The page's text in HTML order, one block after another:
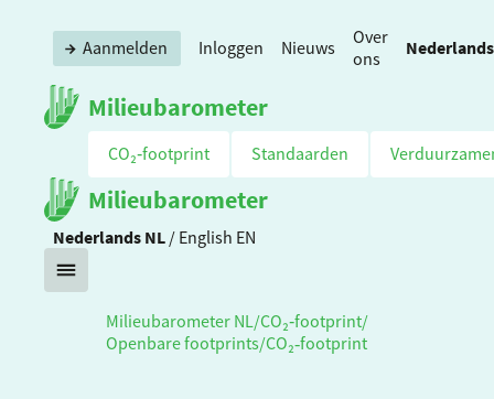
Milieubarometer
Aanmelden Inloggen Nieuws
Over
ons
Nederlands
CO₂‑footprint Standaarden
Milieubarometer
Nederlands NL / English EN
Milieubarometer NL /CO₂‑footprint/
Openbare footprints/CO₂‑footprint